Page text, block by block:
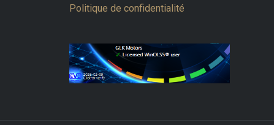
Politique de confidentialité